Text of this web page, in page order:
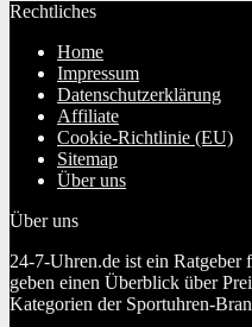
Rechtliches
Home
Impressum
Datenschutzerklärung
Affiliate
Cookie-Richtlinie (EU)
Sitemap
Über uns
Über uns
24-7-Uhren.de ist ein Ratgeber
geben einen Überblick über
Kategorien der Sportuhren-